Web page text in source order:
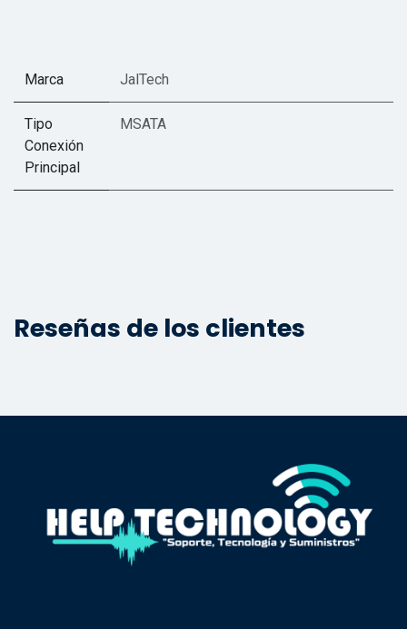
Marca JalTech
Tipo
Conexión
Principal
MSATA
Reseñas de los clientes